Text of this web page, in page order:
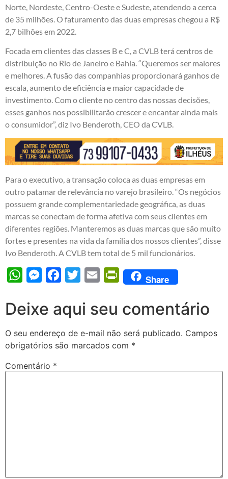
Norte, Nordeste, Centro-Oeste e Sudeste, atendendo a cerca
de 35 milhões. O faturamento das duas empresas chegou a R$
2,7 bilhões em 2022.
Focada em clientes das classes B e C, a CVLB terá centros de
distribuição no Rio de Janeiro e Bahia. “Queremos ser maiores
e melhores. A fusão das companhias proporcionará ganhos de
escala, aumento de eficiência e maior capacidade de
investimento. Com o cliente no centro das nossas decisões,
esses ganhos nos possibilitarão crescer e encantar ainda mais
o consumidor”, diz Ivo Benderoth, CEO da CVLB.
Para o executivo, a transação coloca as duas empresas em
outro patamar de relevância no varejo brasileiro. “Os negócios
possuem grande complementariedade geográfica, as duas
marcas se conectam de forma afetiva com seus clientes em
diferentes regiões. Manteremos as duas marcas que são muito
fortes e presentes na vida da família dos nossos clientes”, disse
Ivo Benderoth. A CVLB tem total de 5 mil funcionários.
WhatsAppMessengerFacebook
Twitter Email PrintFriendly
Share
Deixe aqui seu comentário
O seu endereço de e-mail não será publicado. Campos
obrigatórios são marcados com *
Comentário *